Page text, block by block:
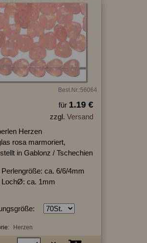
Best.Nr.:56064
für 1.19 €
zzgl. Versand
Herzen
rosa marmoriert,
in Gablonz / Tschechien
Perlengröße: ca. 6/6/4mm
LochØ: ca. 1mm
Herzen